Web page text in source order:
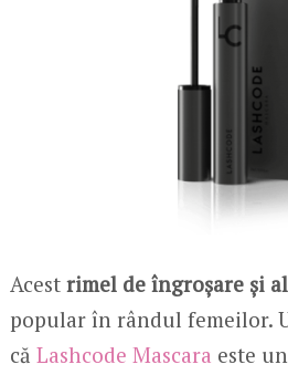
Acestrimel de îngroșare și
popular în rândul femeilor.
că Lashcode Mascara este